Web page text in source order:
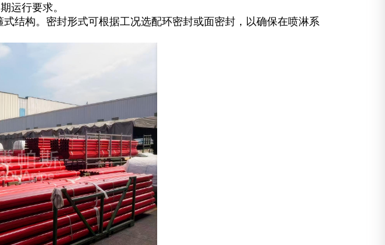
运行要求。
结构。密封形式可根据工况选配环密封或面密封，以确保在喷淋系